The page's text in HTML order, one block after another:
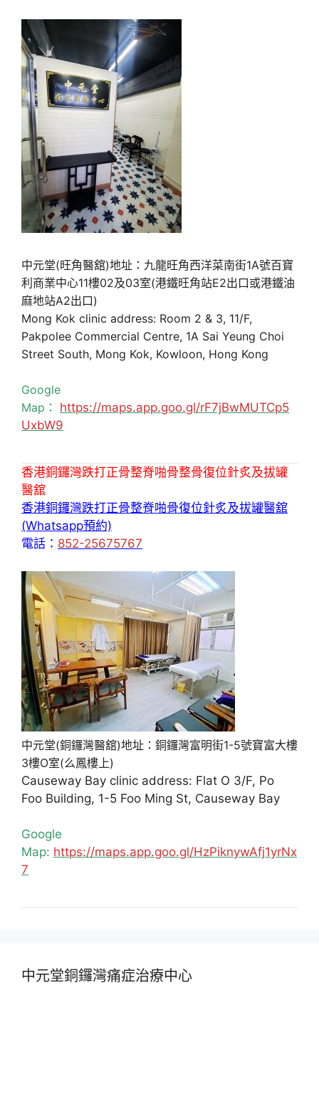
中元堂(旺角醫舘)地址：九龍旺角西洋菜南街1A號百寶
利商業中心11樓02及03室(港鐵旺角站E2出口或港鐵油
麻地站A2出口)
Mong Kok clinic address: Room 2 & 3, 11/F,
Pakpolee Commercial Centre, 1A Sai Yeung Choi
Street South, Mong Kok, Kowloon, Hong Kong
Google
Map： https://maps.app.goo.gl/rF7jBwMUTCp5
UxbW9
香港銅鑼灣跌打正骨整脊啪骨整骨復位針炙及拔罐
醫舘
香港銅鑼灣跌打正骨整脊啪骨復位針炙及拔罐醫舘
(Whatsapp預約)
電話： 852-25675767
中元堂(銅鑼灣醫舘)地址：銅鑼灣富明街1-5號寶富大樓
3樓O室(么鳳樓上)
Causeway Bay clinic address: Flat O 3/F, Po
Foo Building, 1-5 Foo Ming St, Causeway Bay
Google
Map: https://maps.app.goo.gl/HzPiknywAfj1yrNx
7
中元堂銅鑼灣痛症治療中心